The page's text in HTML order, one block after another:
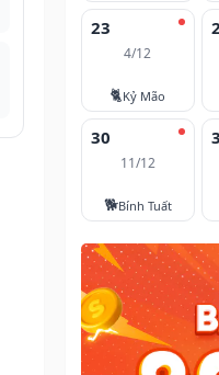
23
4/12
🐈Kỷ Mão
30
11/12
🐕Bính Tuất